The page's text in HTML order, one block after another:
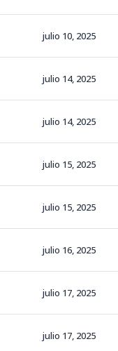
julio 10, 2025
julio 14, 2025
julio 14, 2025
julio 15, 2025
julio 15, 2025
julio 16, 2025
julio 17, 2025
julio 17, 2025